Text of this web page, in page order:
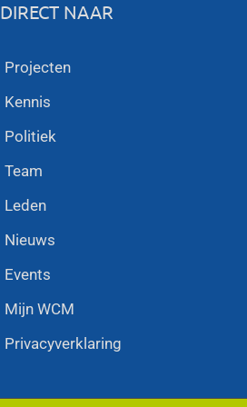
DIRECT NAAR
Projecten
Kennis
Politiek
Team
Leden
Nieuws
Events
Mijn WCM
Privacyverklaring